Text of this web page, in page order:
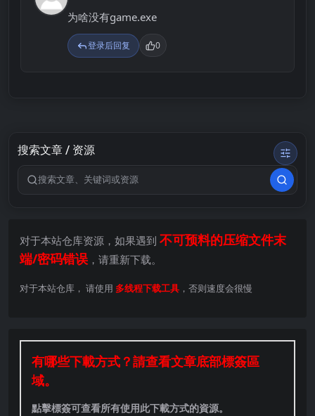
为啥没有game.exe
登录后回复 0
搜索文章 / 资源
搜索关键词
对于本站仓库资源，如果遇到 不可预料的压缩文件末
端/密码错误 ，请重新下载。
对于本站仓库， 请使用 多线程下载工具 ，否则速度会很慢
有哪些下載方式？請查看文章底部標簽區
域。
點擊標簽可查看所有使用此下載方式的資源。